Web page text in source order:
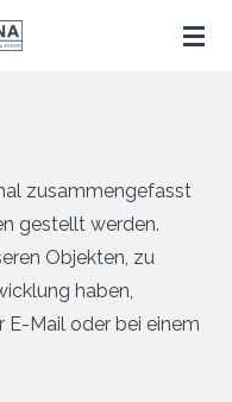
zusammengefasst
gestellt werden.
Objekten, zu
haben,
E-Mail oder bei einem